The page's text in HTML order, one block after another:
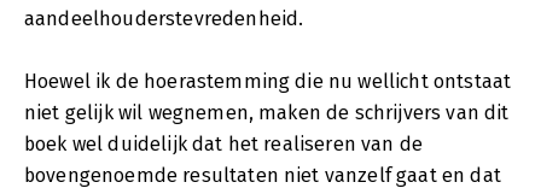
aandeelhouderstevredenheid.
Hoewel ik de hoerastemming die nu wellicht ontstaat
niet gelijk wil wegnemen, maken de schrijvers van dit
boek wel duidelijk dat het realiseren van de
bovengenoemde resultaten niet vanzelf gaat en dat